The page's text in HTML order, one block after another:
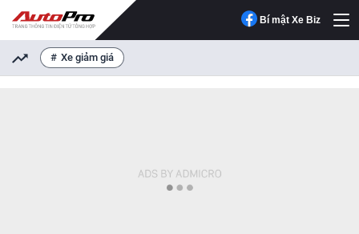
Bí mật Xe Biz
Xe giảm giá